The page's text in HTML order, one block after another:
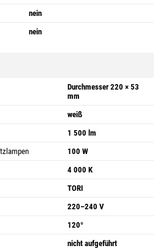
nein
nein
Durchmesser 220 × 53
mm
weiß
1 500 lm
100 W
4 000 K
TORI
220–240 V
120°
nicht aufgeführt